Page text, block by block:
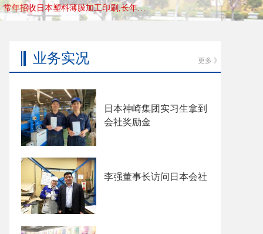
常年招收日本塑料薄膜加工印刷,长年合作优秀会社，收入高，待遇好，工作地:大阪
业务实况 更多 》
日本神崎集团实习生拿到
会社奖励金
李强董事长访问日本会社